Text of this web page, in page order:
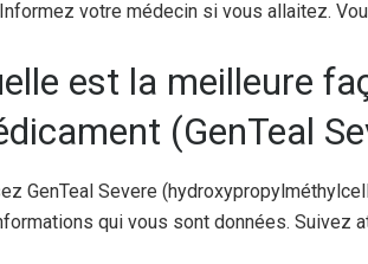
Informez votre médecin si vous allaitez.
est la meilleure
(GenTeal
GenTeal Severe
qui vous sont données. Suivez